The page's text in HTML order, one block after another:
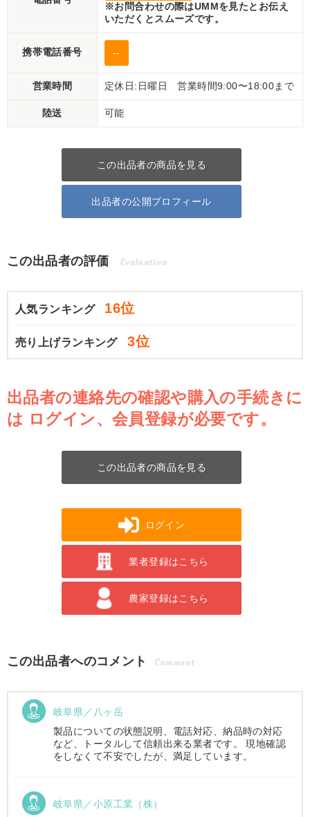
※お問合わせの際はUMMを見たとお伝え
いただくとスムーズです。
携帯電話番号 --
営業時間 定休日:日曜日 営業時間9:00〜18:00まで
陸送 可能
この出品者の商品を見る
出品者の公開プロフィール
この出品者の評価 Evaluation
人気ランキング 16位
売り上げランキング 3位
出品者の連絡先の確認や購入の手続きに
は ログイン、会員登録が必要です。
この出品者の商品を見る
ログイン
業者登録はこちら
農家登録はこちら
この出品者へのコメント Comment
岐阜県／八ヶ岳
製品についての状態説明、電話対応、納品時の対応
など、トータルして信頼出来る業者です。 現地確認
をしなくて不安でしたが、満足しています。
岐阜県／小原工業（株）